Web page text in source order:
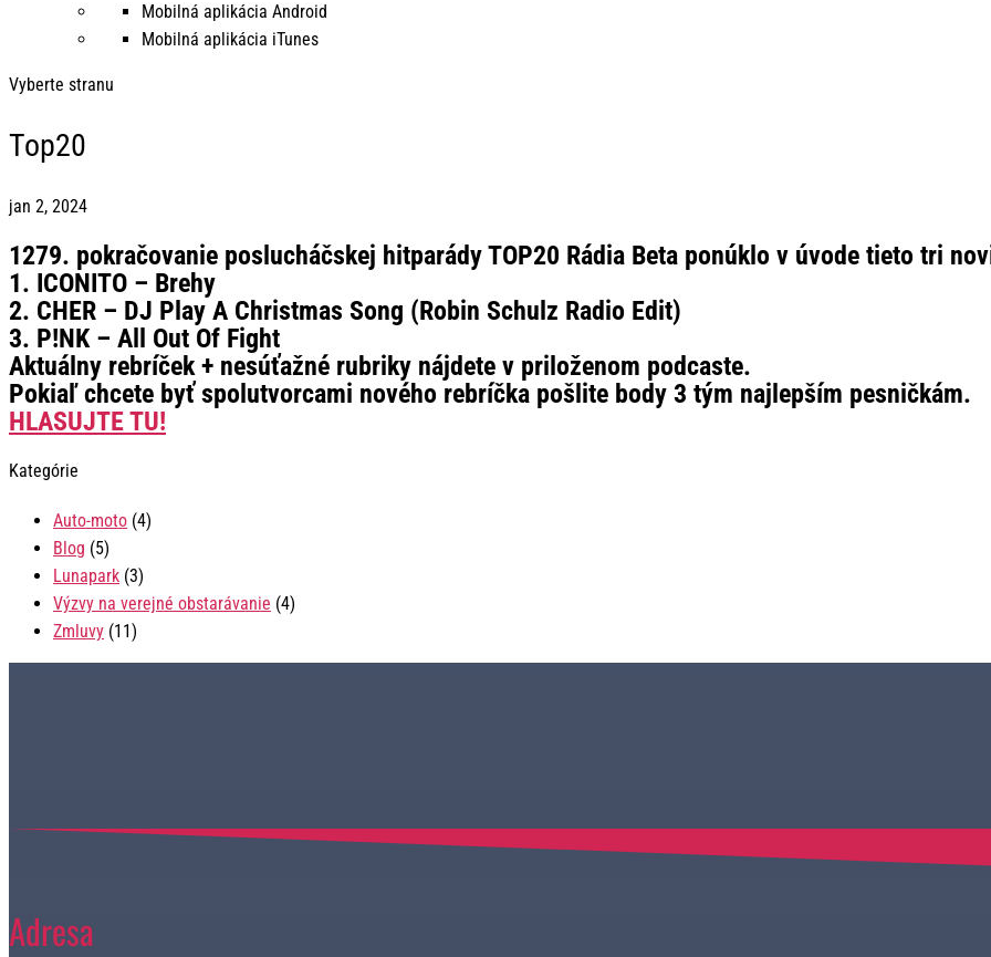
Mobilná aplikácia Android
Mobilná aplikácia iTunes
Vyberte stranu
Top20
jan 2, 2024
1279. pokračovanie poslucháčskej hitparády TOP20 Rádia Beta ponúklo v úvode tieto tri
1. ICONITO – Brehy
2. CHER – DJ Play A Christmas Song (Robin Schulz Radio Edit)
3. P!NK – All Out Of Fight
Aktuálny rebríček + nesúťažné rubriky nájdete v priloženom podcaste.
Pokiaľ chcete byť spolutvorcami nového rebríčka pošlite body 3 tým najlepším pesničkám.
HLASUJTE TU!
Kategórie
Auto-moto (4)
Blog (5)
Lunapark (3)
Výzvy na verejné obstarávanie (4)
Zmluvy (11)
Adresa